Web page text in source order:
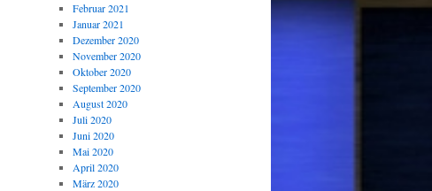
Februar 2021
Januar 2021
Dezember 2020
November 2020
Oktober 2020
September 2020
August 2020
Juli 2020
Juni 2020
Mai 2020
April 2020
März 2020